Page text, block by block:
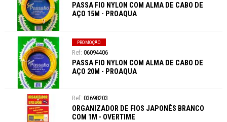
PASSA FIO NYLON COM ALMA DE CABO DE
AÇO 15M - PROAQUA
PROMOÇÃO
06094406
PASSA FIO NYLON COM ALMA DE CABO DE
AÇO 20M - PROAQUA
03698203
ORGANIZADOR DE FIOS JAPONÊS BRANCO
COM 1M - OVERTIME